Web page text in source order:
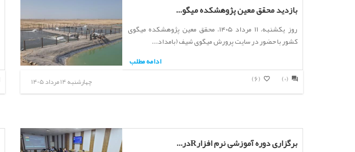
بازدید محقق معین پژوهشکده میگو...
روز یکشنبه، ۱۱ مرداد ۱۴۰۵، محقق معین پژوهشکده میگوی
کشور با حضور در سایت پرورش میگوی شیف (بامداد...
ادامه مطلب
چهارشنبه 14 مرداد 1405 (6) (0)
برگزاری دوره آموزشی نرم افزارRدر...